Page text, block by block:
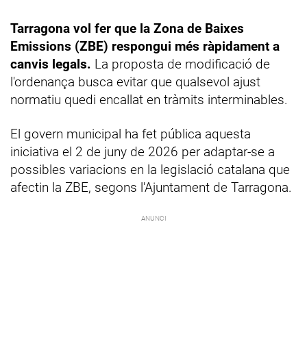
Tarragona vol fer que la Zona de Baixes
Emissions (ZBE) respongui més ràpidament a
canvis legals. La proposta de modificació de
l'ordenança busca evitar que qualsevol ajust
normatiu quedi encallat en tràmits interminables.
El govern municipal ha fet pública aquesta
iniciativa el 2 de juny de 2026 per adaptar-se a
possibles variacions en la legislació catalana que
afectin la ZBE, segons l'Ajuntament de Tarragona.